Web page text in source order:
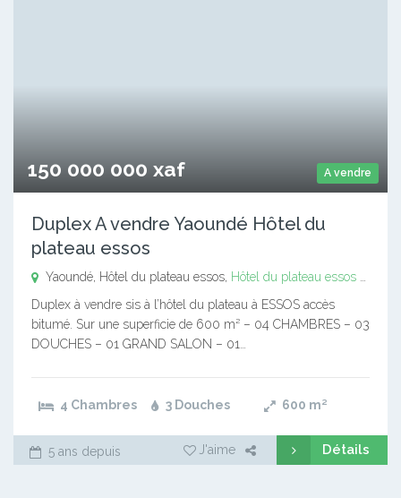
A vendre
150 000 000 xaf
Duplex A vendre Yaoundé Hôtel du
plateau essos
Yaoundé, Hôtel du plateau essos, Hôtel du plateau essos
Duplex à vendre sis à l’hôtel du plateau à ESSOS accès
bitumé. Sur une superficie de 600 m² – 04 CHAMBRES – 03
DOUCHES – 01 GRAND SALON – 01…
4 Chambres 3 Douches 600 m²
5 ans depuis J'aime Détails